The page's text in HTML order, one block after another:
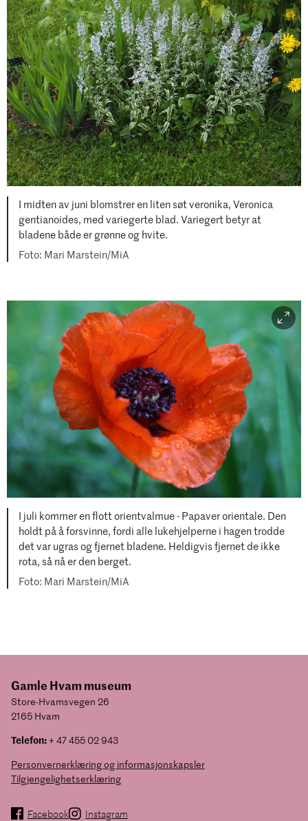
I midten av juni blomstrer en liten søt veronika, Veronica
gentianoides, med variegerte blad. Variegert betyr at
bladene både er grønne og hvite.
Mari Marstein/MiA
I juli kommer en flott orientvalmue - Papaver orientale. Den
holdt på å forsvinne, fordi alle lukehjelperne i hagen trodde
det var ugras og fjernet bladene. Heldigvis fjernet de ikke
rota, så nå er den berget.
Mari Marstein/MiA
Gamle Hvam museum
Store-Hvamsvegen 26
2165 Hvam
Telefon:+ 47 455 02 943
Personvernerklæring og informasjonskapsler
Tilgjengelighetserklæring
Facebook Instagram